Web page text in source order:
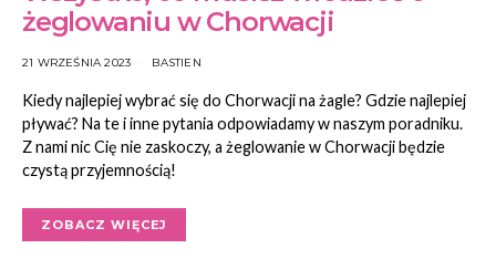
żeglowaniu w Chorwacji
21 WRZEŚNIA 2023 BASTIEN
Kiedy najlepiej wybrać się do Chorwacji na żagle? Gdzie najlepiej
pływać? Na te i inne pytania odpowiadamy w naszym poradniku.
Z nami nic Cię nie zaskoczy, a żeglowanie w Chorwacji będzie
czystą przyjemnością!
ZOBACZ WIĘCEJ